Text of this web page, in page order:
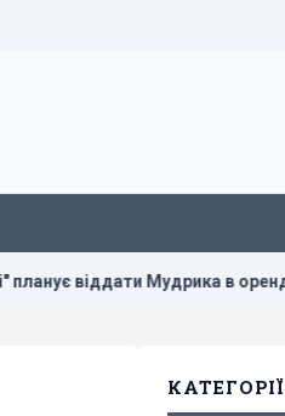
віддати Мудрика в оренду
КАТЕГОРІЇ